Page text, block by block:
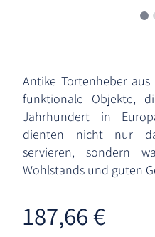
Antike Tortenheber
funktionale Objekte,
Jahrhundert in
dienten nicht nur
servieren, sondern
Wohlstands und guten
187,66€